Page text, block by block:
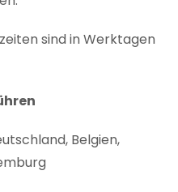
sind in Werktagen
Belgien,